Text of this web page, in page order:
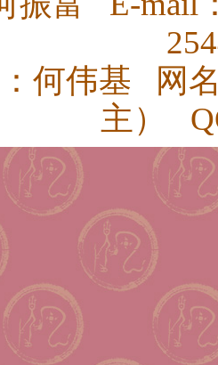
何伟基 网
主）